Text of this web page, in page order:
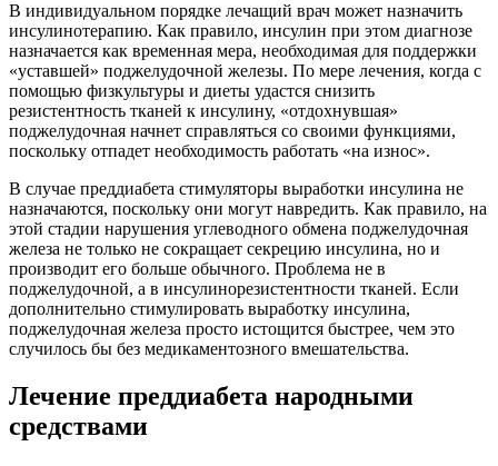
В индивидуальном порядке лечащий врач может назначить
инсулинотерапию. Как правило, инсулин при этом диагнозе
назначается как временная мера, необходимая для поддержки
«уставшей» поджелудочной железы. По мере лечения, когда с
помощью физкультуры и диеты удастся снизить
резистентность тканей к инсулину, «отдохнувшая»
поджелудочная начнет справляться со своими функциями,
поскольку отпадет необходимость работать «на износ».
В случае преддиабета стимуляторы выработки инсулина не
назначаются, поскольку они могут навредить. Как правило, на
этой стадии нарушения углеводного обмена поджелудочная
железа не только не сокращает секрецию инсулина, но и
производит его больше обычного. Проблема не в
поджелудочной, а в инсулинорезистентности тканей. Если
дополнительно стимулировать выработку инсулина,
поджелудочная железа просто истощится быстрее, чем это
случилось бы без медикаментозного вмешательства.
Лечение преддиабета народными
средствами